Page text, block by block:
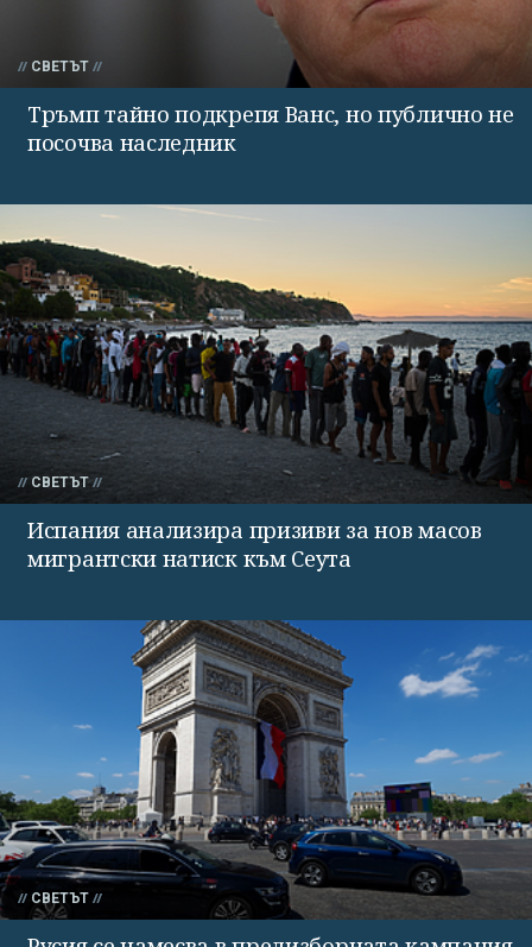
СВЕТЪТ
Тръмп тайно подкрепя Ванс, но публично не
посочва наследник
СВЕТЪТ
Испания анализира призиви за нов масов
мигрантски натиск към Сеута
СВЕТЪТ